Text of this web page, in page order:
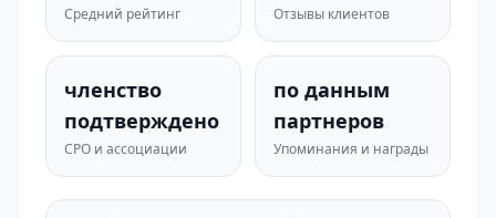
Средний рейтинг Отзывы клиентов
членство
подтверждено
СРО и ассоциации
по данным
партнеров
Упоминания и награды